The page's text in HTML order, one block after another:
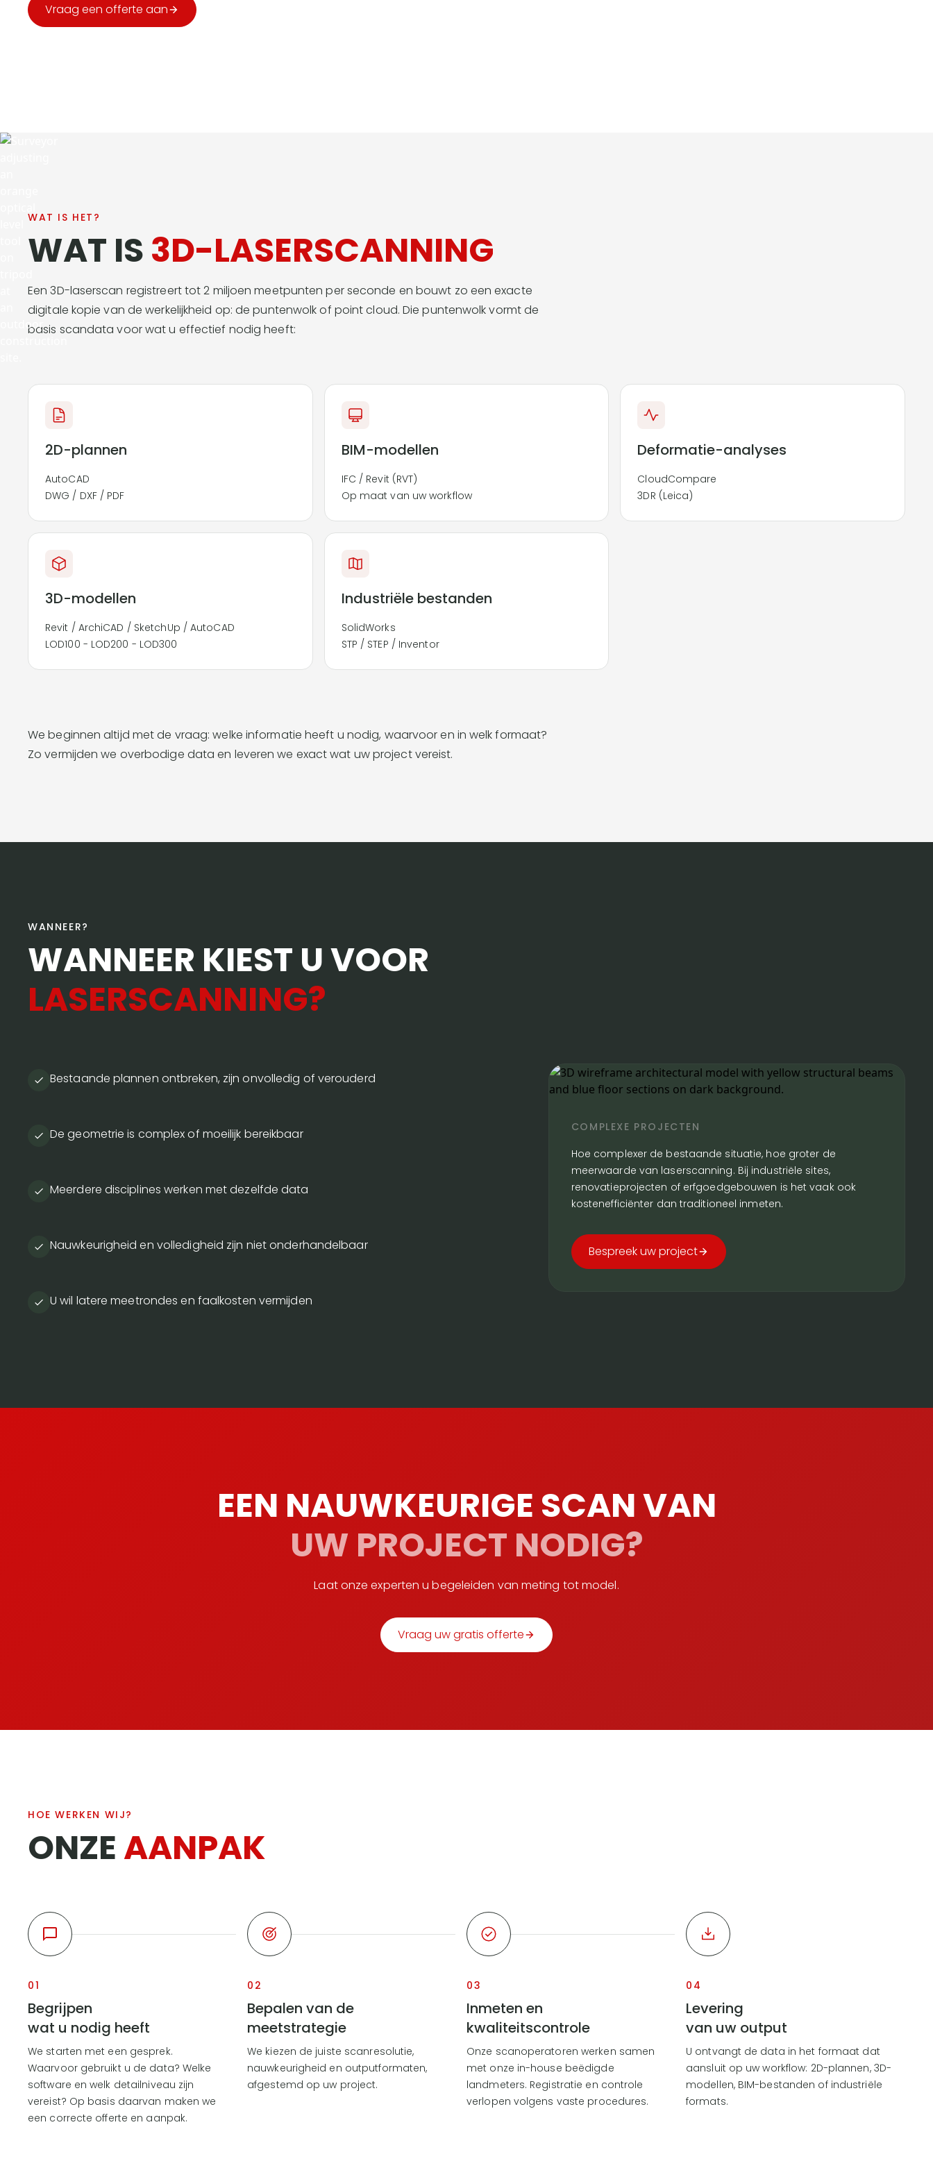
Vraag een offerte aan
WAT IS HET?
WAT IS3D-LASERSCANNING
Een 3D-laserscan registreert tot 2 miljoen meetpunten per seconde en bouwt zo een exacte
digitale kopie van de werkelijkheid op: de puntenwolk of point cloud. Die puntenwolk vormt de
basis scandata voor wat u effectief nodig heeft:
2D-plannen
AutoCAD
DWG / DXF / PDF
3D-modellen
Revit / ArchiCAD / SketchUp / AutoCAD
LOD100 - LOD200 - LOD300
BIM-modellen
IFC / Revit (RVT)
Op maat van uw workflow
Industriële bestanden
SolidWorks
STP / STEP / Inventor
Deformatie-analyses
CloudCompare
3DR (Leica)
We beginnen altijd met de vraag: welke informatie heeft u nodig, waarvoor en in welk formaat?
Zo vermijden we overbodige data en leveren we exact wat uw project vereist.
WANNEER?
WANNEER KIEST U VOOR
LASERSCANNING?
Bestaande plannen ontbreken, zijn onvolledig of verouderd
De geometrie is complex of moeilijk bereikbaar
Meerdere disciplines werken met dezelfde data
Nauwkeurigheid en volledigheid zijn niet onderhandelbaar
U wil latere meetrondes en faalkosten vermijden
COMPLEXE PROJECTEN
Hoe complexer de bestaande situatie, hoe groter de
meerwaarde van laserscanning. Bij industriële sites,
renovatieprojecten of erfgoedgebouwen is het vaak ook
kostenefficiënter dan traditioneel inmeten.
Bespreek uw project
EEN NAUWKEURIGE SCAN VAN
UW PROJECT NODIG?
Laat onze experten u begeleiden van meting tot model.
Vraag uw gratis offerte
HOE WERKEN WIJ?
ONZEAANPAK
01
Begrijpen
wat u nodig heeft
We starten met een gesprek.
Waarvoor gebruikt u de data? Welke
software en welk detailniveau zijn
vereist? Op basis daarvan maken we
een correcte offerte en aanpak.
02
Bepalen van de
meetstrategie
We kiezen de juiste scanresolutie,
nauwkeurigheid en outputformaten,
afgestemd op uw project.
03
Inmeten en
kwaliteitscontrole
Onze scanoperatoren werken samen
met onze in-house beëdigde
landmeters. Registratie en controle
verlopen volgens vaste procedures.
04
Levering
van uw output
U ontvangt de data in het formaat dat
aansluit op uw workflow: 2D-plannen, 3D-
modellen, BIM-bestanden of industriële
formats.